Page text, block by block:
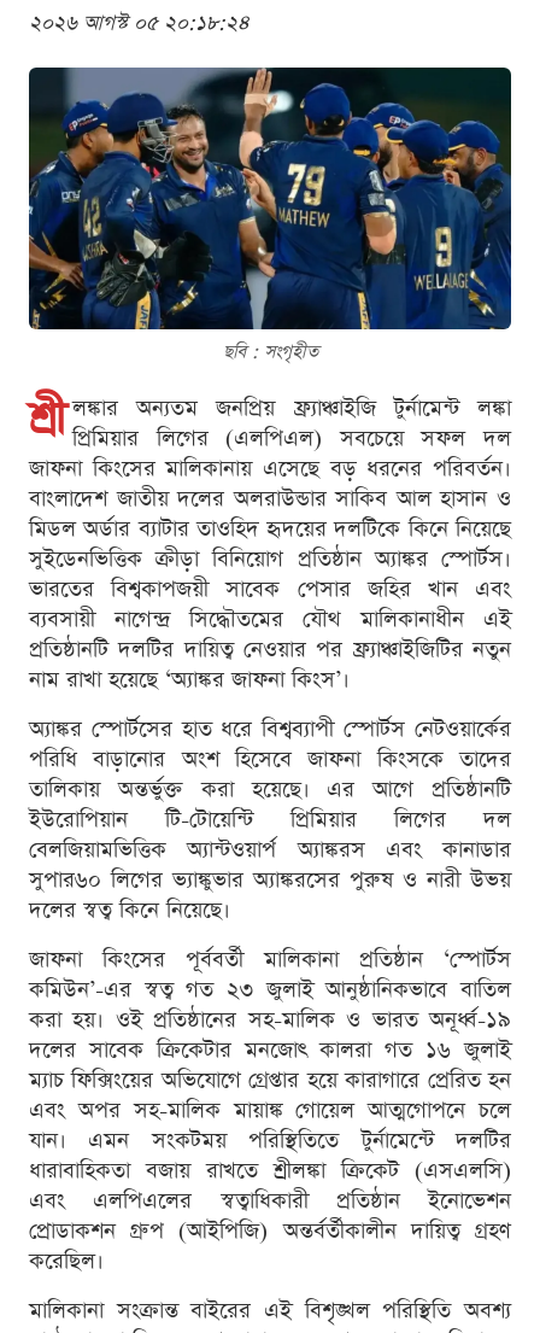
২০২৬ আগস্ট ০৫ ২০:১৮:২৪
ছবি : সংগৃহীত
শ্রী লঙ্কার অন্যতম জনপ্রিয় ফ্র্যাঞ্চাইজি টুর্নামেন্ট লঙ্কা
প্রিমিয়ার লিগের (এলপিএল) সবচেয়ে সফল দল
জাফনা কিংসের মালিকানায় এসেছে বড় ধরনের পরিবর্তন।
বাংলাদেশ জাতীয় দলের অলরাউন্ডার সাকিব আল হাসান ও
মিডল অর্ডার ব্যাটার তাওহিদ হৃদয়ের দলটিকে কিনে নিয়েছে
সুইডেনভিত্তিক ক্রীড়া বিনিয়োগ প্রতিষ্ঠান অ্যাঙ্কর স্পোর্টস।
ভারতের বিশ্বকাপজয়ী সাবেক পেসার জহির খান এবং
ব্যবসায়ী নাগেন্দ্র সিদ্ধৌতমের যৌথ মালিকানাধীন এই
প্রতিষ্ঠানটি দলটির দায়িত্ব নেওয়ার পর ফ্র্যাঞ্চাইজিটির নতুন
নাম রাখা হয়েছে ‘অ্যাঙ্কর জাফনা কিংস’।
অ্যাঙ্কর স্পোর্টসের হাত ধরে বিশ্বব্যাপী স্পোর্টস নেটওয়ার্কের
পরিধি বাড়ানোর অংশ হিসেবে জাফনা কিংসকে তাদের
তালিকায় অন্তর্ভুক্ত করা হয়েছে। এর আগে প্রতিষ্ঠানটি
ইউরোপিয়ান টি-টোয়েন্টি প্রিমিয়ার লিগের দল
বেলজিয়ামভিত্তিক অ্যান্টওয়ার্প অ্যাঙ্করস এবং কানাডার
সুপার৬০ লিগের ভ্যাঙ্কুভার অ্যাঙ্করসের পুরুষ ও নারী উভয়
দলের স্বত্ব কিনে নিয়েছে।
জাফনা কিংসের পূর্ববর্তী মালিকানা প্রতিষ্ঠান ‘স্পোর্টস
কমিউন’-এর স্বত্ব গত ২৩ জুলাই আনুষ্ঠানিকভাবে বাতিল
করা হয়। ওই প্রতিষ্ঠানের সহ-মালিক ও ভারত অনূর্ধ্ব-১৯
দলের সাবেক ক্রিকেটার মনজোৎ কালরা গত ১৬ জুলাই
ম্যাচ ফিক্সিংয়ের অভিযোগে গ্রেপ্তার হয়ে কারাগারে প্রেরিত হন
এবং অপর সহ-মালিক মায়াঙ্ক গোয়েল আত্মগোপনে চলে
যান। এমন সংকটময় পরিস্থিতিতে টুর্নামেন্টে দলটির
ধারাবাহিকতা বজায় রাখতে শ্রীলঙ্কা ক্রিকেট (এসএলসি)
এবং এলপিএলের স্বত্বাধিকারী প্রতিষ্ঠান ইনোভেশন
প্রোডাকশন গ্রুপ (আইপিজি) অন্তর্বর্তীকালীন দায়িত্ব গ্রহণ
করেছিল।
মালিকানা সংক্রান্ত বাইরের এই বিশৃঙ্খল পরিস্থিতি অবশ্য